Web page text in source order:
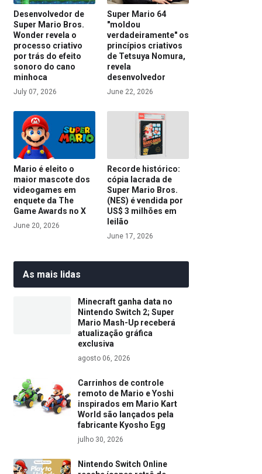
Desenvolvedor de
Super Mario Bros.
Wonder revela o
processo criativo
por trás do efeito
sonoro do cano
minhoca
July 07, 2026
Super Mario 64
"moldou
verdadeiramente" os
princípios criativos
de Tetsuya Nomura,
revela
desenvolvedor
June 22, 2026
Mario é eleito o
maior mascote dos
videogames em
enquete da The
Game Awards no X
June 20, 2026
Recorde histórico:
cópia lacrada de
Super Mario Bros.
(NES) é vendida por
US$ 3 milhões em
leilão
June 17, 2026
As mais lidas
Minecraft ganha data no
Nintendo Switch 2; Super
Mario Mash-Up receberá
atualização gráfica
exclusiva
agosto 06, 2026
Carrinhos de controle
remoto de Mario e Yoshi
inspirados em Mario Kart
World são lançados pela
fabricante Kyosho Egg
julho 30, 2026
Nintendo Switch Online